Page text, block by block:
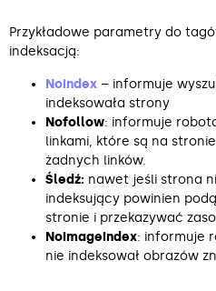
Przykładowe parametry do
indeksacją:
Noindex – informuje
indeksowała strony
Nofollow: informuje
linkami, które są na
żadnych linków.
Śledź: nawet jeśli strona
indeksujący powinien
stronie i przekazywać
Noimageindex: informuje
nie indeksował obrazów